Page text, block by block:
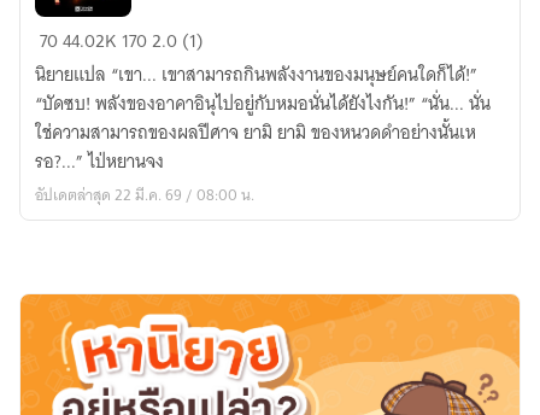
เกม
ทนาย
ฟ้า
ประทาน
(นิยาย
แปล)
ระบบ
แห่ง
การ
กลืน
กิน
7044.02K 1702.0 (1)
นิยายแปล “เขา... เขาสามารถกินพลังงานของมนุษย์คนใดก็ได้!”
“บัดซบ! พลังของอาคาอินุไปอยู่กับหมอนั่นได้ยังไงกัน!” “นั่น... นั่น
ใช่ความสามารถของผลปีศาจ ยามิ ยามิ ของหนวดดำอย่างนั้นเห
รอ?...” ไป่หยานจง
อัปเดตล่าสุด 22 มี.ค. 69 / 08:00 น.